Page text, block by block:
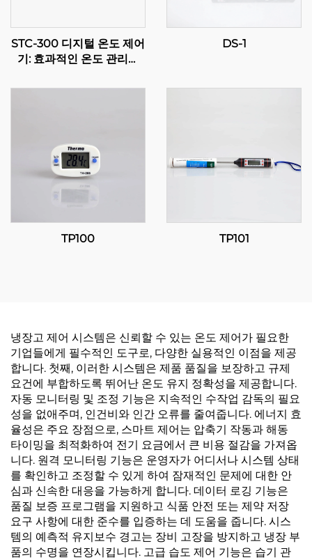
STC-300 디지털 온도 제어
기: 효과적인 온도 관리를
DS-1
TP100 TP101
냉장고 제어 시스템은 신뢰할 수 있는 온도 제어가 필요한
기업들에게 필수적인 도구로, 다양한 실용적인 이점을 제공
합니다. 첫째, 이러한 시스템은 제품 품질을 보장하고 규제
요건에 부합하도록 뛰어난 온도 유지 정확성을 제공합니다.
자동 모니터링 및 조정 기능은 지속적인 수작업 감독의 필요
성을 없애주며, 인건비와 인간 오류를 줄여줍니다. 에너지 효
율성은 주요 장점으로, 스마트 제어는 압축기 작동과 해동
타이밍을 최적화하여 전기 요금에서 큰 비용 절감을 가져옵
니다. 원격 모니터링 기능은 운영자가 어디서나 시스템 상태
를 확인하고 조정할 수 있게 하여 잠재적인 문제에 대한 안
심과 신속한 대응을 가능하게 합니다. 데이터 로깅 기능은
품질 보증 프로그램을 지원하고 식품 안전 또는 제약 저장
요구 사항에 대한 준수를 입증하는 데 도움을 줍니다. 시스
템의 예측적 유지보수 경고는 장비 고장을 방지하고 냉장 부
품의 수명을 연장시킵니다. 고급 습도 제어 기능은 습기 관